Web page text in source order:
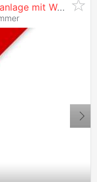
Wellnessbereich